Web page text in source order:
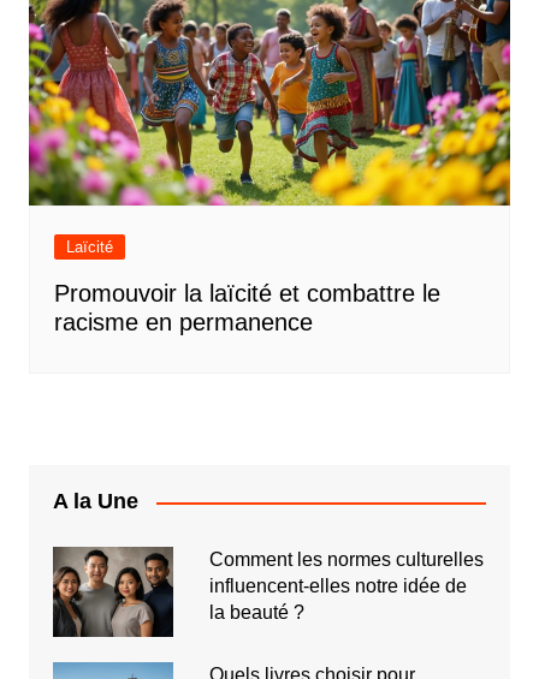
Laïcité
Promouvoir la laïcité et combattre le
racisme en permanence
A la Une
Comment les normes culturelles
influencent-elles notre idée de
la beauté ?